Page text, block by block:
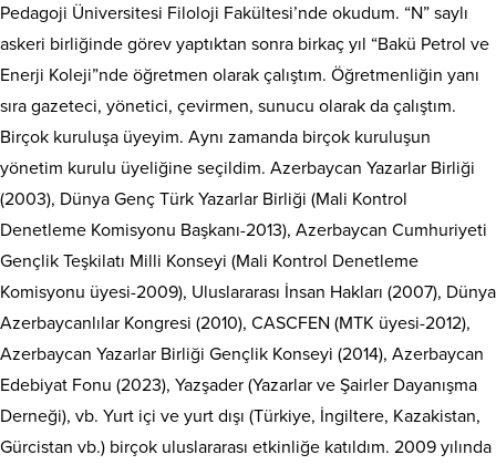
Pedagoji Üniversitesi Filoloji Fakültesi’nde okudum. “N” saylı
askeri birliğinde görev yaptıktan sonra birkaç yıl “Bakü Petrol ve
Enerji Koleji”nde öğretmen olarak çalıştım. Öğretmenliğin yanı
sıra gazeteci, yönetici, çevirmen, sunucu olarak da çalıştım.
Birçok kuruluşa üyeyim. Aynı zamanda birçok kuruluşun
yönetim kurulu üyeliğine seçildim. Azerbaycan Yazarlar Birliği
(2003), Dünya Genç Türk Yazarlar Birliği (Mali Kontrol
Denetleme Komisyonu Başkanı-2013), Azerbaycan Cumhuriyeti
Gençlik Teşkilatı Milli Konseyi (Mali Kontrol Denetleme
Komisyonu üyesi-2009), Uluslararası İnsan Hakları (2007), Dünya
Azerbaycanlılar Kongresi (2010), CASCFEN (MTK üyesi-2012),
Azerbaycan Yazarlar Birliği Gençlik Konseyi (2014), Azerbaycan
Edebiyat Fonu (2023), Yazşader (Yazarlar ve Şairler Dayanışma
Derneği), vb. Yurt içi ve yurt dışı (Türkiye, İngiltere, Kazakistan,
Gürcistan vb.) birçok uluslararası etkinliğe katıldım. 2009 yılında